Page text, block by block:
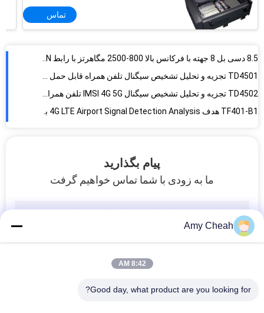
تماس
تقسیم کننده/شکاف دو طرفه توان بالا 150 وات (EST800-2500MHZ)، 90x85x30mm
تقسیم‌کننده برق سه‌طرفه EST800-2500MHZ با توان بالا 150 وات
8.5 دسی بل 8 جهته با فرکانس بالا 800-2500 مگاهرتز با رابط N-ماده
TD4501 تجزیه و تحلیل تشخیص سیگنال تلفن همراه قابل حمل 4G LTE 5G NR 4 کانال
TD4502 تجزیه و تحلیل تشخیص سیگنال IMSI 4G 5G تلفن همراه برای موقعیت و اسکن کد
TF401-B1 هدف 4G LTE Airport Signal Detection Analysis برای استفاده امنیتی پلیس
ماژول تقویت کننده قدرت بالا DC 12V/28V 20W با 40dBm gain
شبکه ارتباطات بی سیم 5G با انتقال داده بالا
پیام بگذارید
ما به زودی با شما تماس خواهیم گرفت
Amy Cheah
8:42 AM
Good day, what product are you looking for?